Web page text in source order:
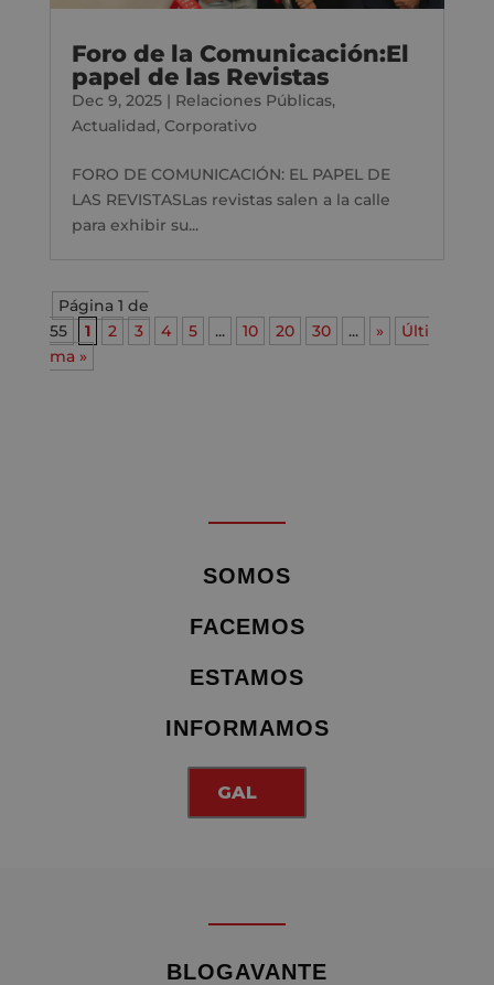
Foro de la Comunicación:El
papel de las Revistas
Dec 9, 2025| Relaciones Públicas,
Actualidad, Corporativo
FORO DE COMUNICACIÓN: EL PAPEL DE
LAS REVISTASLas revistas salen a la calle
para exhibir su...
Página 1 de
55
1 2 3 4 5 ... 10 20 30 ... »
Últi
ma »
SOMOS
FACEMOS
ESTAMOS
INFORMAMOS
GAL
BLOGAVANTE